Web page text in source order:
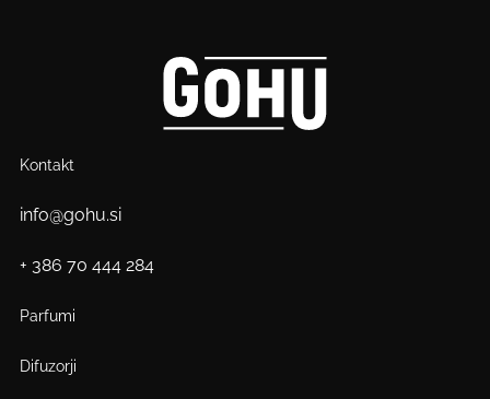
Kontakt
info@gohu.si
+ 386 70 444 284
Parfumi
Difuzorji